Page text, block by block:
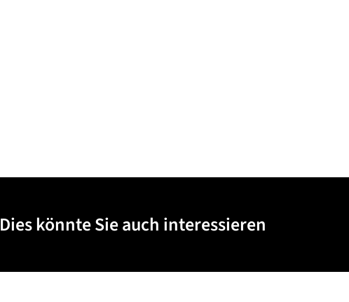
Dies könnte Sie auch interessieren